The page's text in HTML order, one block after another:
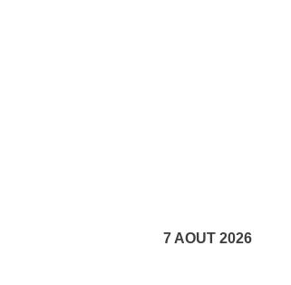
7 AOUT 2026